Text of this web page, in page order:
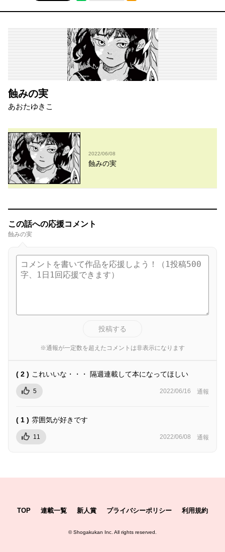
蝕みの実
あおたゆきこ
2022/06/08
蝕みの実
この話への応援コメント
蝕みの実
投稿する
※通報が一定数を超えたコメントは非表示になります
( 2 ) これいいな・・・ 隔週連載して本になってほしい
5 2022/06/16 通報
( 1 ) 雰囲気が好きです
11 2022/06/08 通報
TOP 連載一覧 新人賞 プライバシーポリシー 利用規約
©Shogakukan Inc. All rights reserved.